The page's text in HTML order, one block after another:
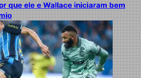
que ele e Wallace iniciaram bem